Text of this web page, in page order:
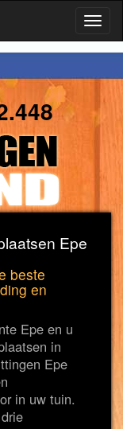
Epe
beste
en
Epe en u
in
Epe
in uw tuin.